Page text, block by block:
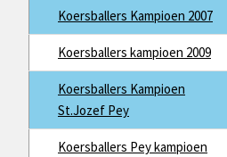
Koersballers Kampioen 2007
Koersballers kampioen 2009
Koersballers Kampioen
St.Jozef Pey
Koersballers Pey kampioen